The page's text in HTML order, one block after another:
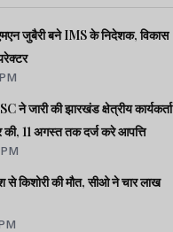
जुबैरी बने IMS के निदेशक, विकास
जारी की झारखंड क्षेत्रीय कार्यकर्ता
की, 11 अगस्त तक दर्ज करे आपत्ति